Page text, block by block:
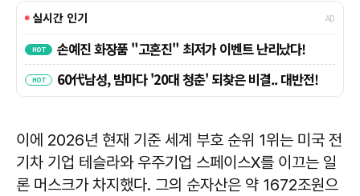
이에 2026년 현재 기준 세계 부호 순위 1위는 미국 전
기차 기업 테슬라와 우주기업 스페이스X를 이끄는 일
론 머스크가 차지했다. 그의 순자산은 약 1672조원으